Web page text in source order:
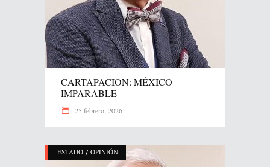
CARTAPACION: MÉXICO
IMPARABLE
25 febrero, 2026
ESTADO / OPINIÓN